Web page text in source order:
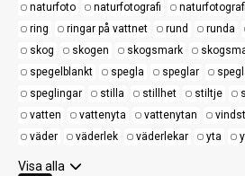
naturfoto
naturfotografi
ring
ringar på vattnet rund runda
skog
skogen skogsmark
spegelblankt
spegla speglar
speglingar
stilla stillhet stiltje
vatten
vattenyta vattenytan
väder
väderlek väderlekar yta
Visa alla